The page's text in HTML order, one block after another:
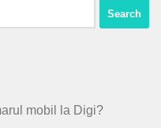
mobil la Digi?